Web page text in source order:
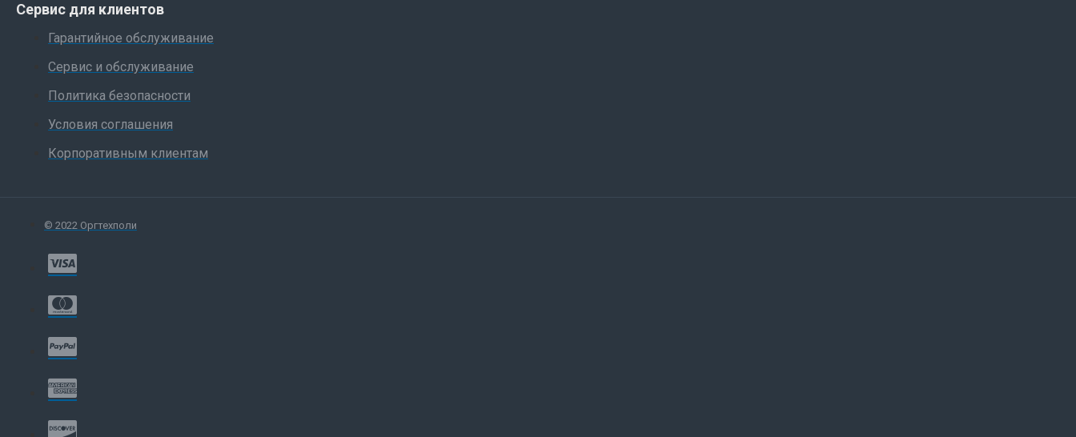
Сервис для клиентов
Гарантийное обслуживание
Сервис и обслуживание
Политика безопасности
Условия соглашения
Корпоративным клиентам
© 2022 Оргтехполи